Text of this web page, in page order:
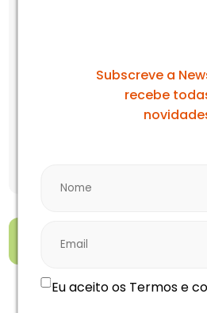
Suplemento: 3 descidas de
Subscreve a
recebe
Eu aceito os Termos e